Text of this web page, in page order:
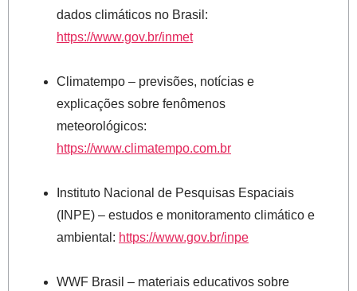
dados climáticos no Brasil:
https://www.gov.br/inmet
Climatempo – previsões, notícias e
explicações sobre fenômenos
meteorológicos:
https://www.climatempo.com.br
Instituto Nacional de Pesquisas Espaciais
(INPE) – estudos e monitoramento climático e
ambiental: https://www.gov.br/inpe
WWF Brasil – materiais educativos sobre